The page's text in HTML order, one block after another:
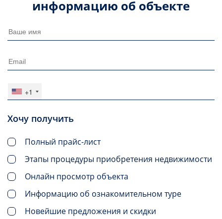
информацию об объекте
+1
Хочу получить
Полный прайс-лист
Этапы процедуры приобретения недвижимости
Онлайн просмотр объекта
Информацию об ознакомительном туре
Новейшие предложения и скидки